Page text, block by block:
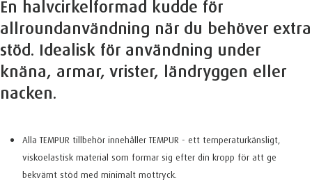
En halvcirkelformad kudde för
allroundanvändning när du behöver extra
stöd. Idealisk för användning under
knäna, armar, vrister, ländryggen eller
nacken.
Alla TEMPUR tillbehör innehåller TEMPUR - ett temperaturkänsligt,
viskoelastisk material som formar sig efter din kropp för att ge
bekvämt stöd med minimalt mottryck.